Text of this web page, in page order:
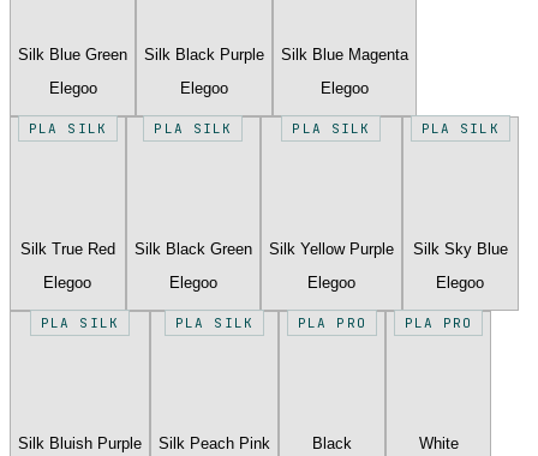
Silk Blue Green
Elegoo
Silk Black Purple
Elegoo
Silk Blue Magenta
Elegoo
PLA SILK
Silk True Red
Elegoo
PLA SILK
Silk Black Green
Elegoo
PLA SILK
Silk Yellow Purple
Elegoo
PLA SILK
Silk Sky Blue
Elegoo
PLA SILK
Silk Bluish Purple
PLA SILK
Silk Peach Pink
PLA PRO
Black
PLA PRO
White